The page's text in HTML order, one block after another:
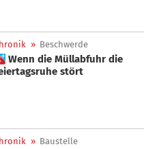
» Beschwerde
die
stört
» Baustelle